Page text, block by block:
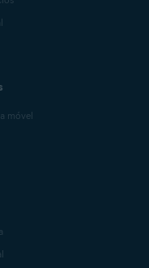
móvel